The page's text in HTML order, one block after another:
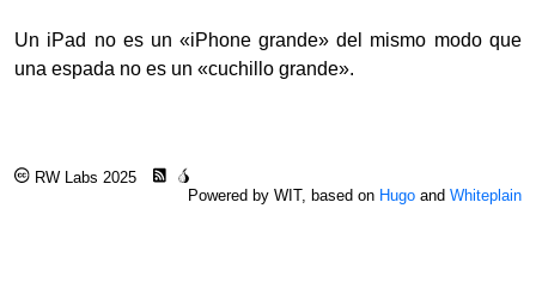
Un iPad no es un «iPhone grande» del mismo modo que
una espada no es un «cuchillo grande».
RW Labs 2025
Powered by WIT, based on Hugoand Whiteplain